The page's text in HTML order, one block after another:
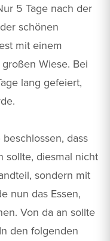
5 Tage nach der
schönen
mit einem
Wiese. Bei
lang gefeiert,
dass
sollte, diesmal nicht
sondern mit
nun das Essen,
Von da an sollte
den folgenden